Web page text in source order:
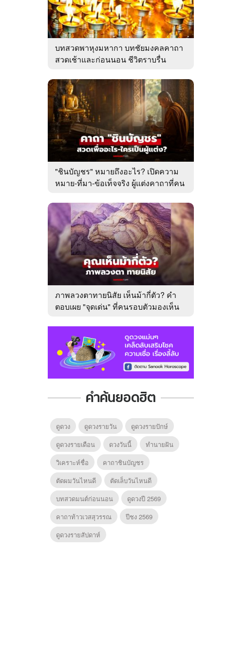
บทสวดพาหุงมหากา บทชัยมงคลคาถา
สวดเช้าและก่อนนอน ชีวิตราบรื่น
"ชินบัญชร" หมายถึงอะไร? เปิดความ
หมาย-ที่มา-ข้อเท็จจริง ผู้แต่งคาถาที่คน
ภาพลวงตาทายนิสัย เห็นม้ากี่ตัว? คำ
ตอบเผย "จุดเด่น" ที่คนรอบตัวมองเห็น
คำค้นยอดฮิต
ดูดวง ดูดวงรายวัน
ดูดวงรายปักษ์
ดูดวงรายเดือน
ดวงวันนี้
ทํานายฝัน
วิเคราะห์ชื่อ
คาถาชินบัญชร
ตัดผมวันไหนดี
ตัดเล็บวันไหนดี
บทสวดมนต์ก่อนนอน
ดูดวงปี 2569
คาถาท้าวเวสสุวรรณ
ปีชง 2569
ดูดวงรายสัปดาห์